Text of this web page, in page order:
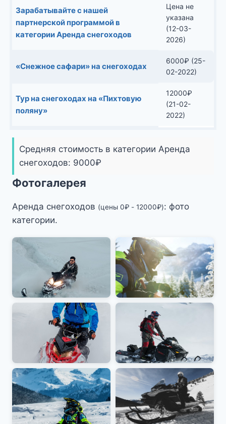
Зарабатывайте с нашей
партнерской программой в
категории Аренда снегоходов
Цена не
указана
(12-03-
2026)
«Снежное сафари» на снегоходах
6000₽ (25-
02-2022)
Тур на снегоходах на «Пихтовую
поляну»
12000₽
(21-02-
2022)
Средняя стоимость в категории Аренда
снегоходов: 9000₽
Фотогалерея
Аренда снегоходов (цены 0₽ - 12000₽): фото
категории.